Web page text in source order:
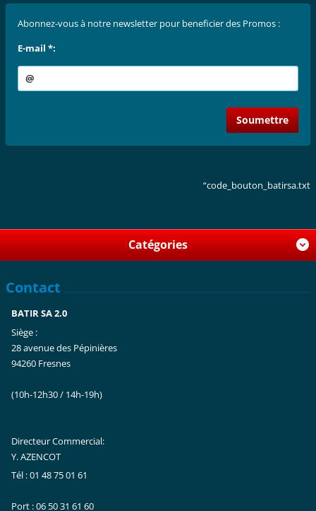
Abonnez-vous à notre newsletter pour beneficier des Promos :
E-mail *:
“code_bouton_batirsa.txt
Catégories
Contact
BATIR SA 2.0
Siège :
28 avenue des Pépinières
94260 Fresnes
(10h-12h30 / 14h-19h)
Directeur Commercial:
Y. AZENCOT
Tél : 01 48 75 01 61
Port : 06 50 31 61 60